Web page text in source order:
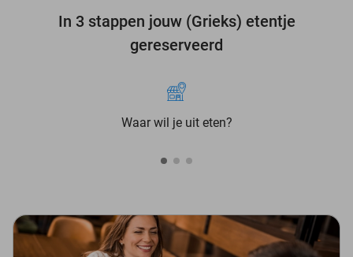
In 3 stappen jouw (Grieks) etentje
gereserveerd
Waar wil je uit eten?